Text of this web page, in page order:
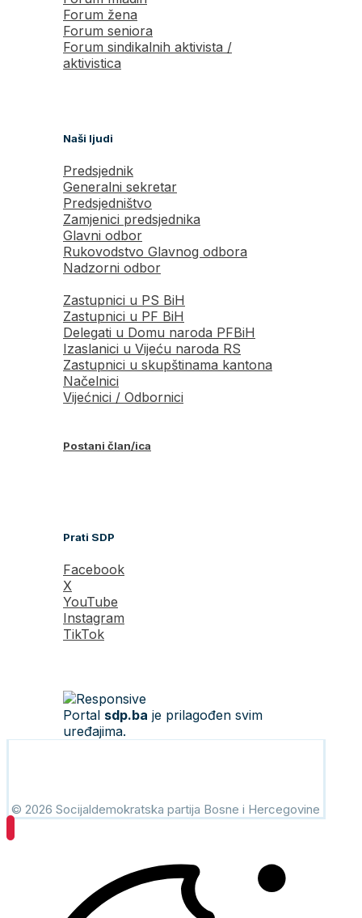
Forum žena
Forum seniora
Forum sindikalnih aktivista /
aktivistica
Naši ljudi
Predsjednik
Generalni sekretar
Predsjedništvo
Zamjenici predsjednika
Glavni odbor
Rukovodstvo Glavnog odbora
Nadzorni odbor
Zastupnici u PS BiH
Zastupnici u PF BiH
Delegati u Domu naroda PFBiH
Izaslanici u Vijeću naroda RS
Zastupnici u skupštinama kantona
Načelnici
Vijećnici / Odbornici
Postani član/ica
Prati SDP
Facebook
X
YouTube
Instagram
TikTok
Portal sdp.ba je prilagođen svim
uređajima.
© 2026 Socijaldemokratska partija Bosne i Hercegovine